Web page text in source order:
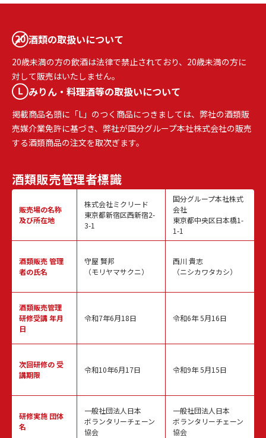
酒類の取扱いについて
20歳未満の方の飲酒は法律で禁止されており、20歳未満の方に
対して販売はいたしません。
みりん・料理酒等の取扱いについて
掲載商品名頭に「L」のつく商品につきましては、弊社の酒類販
売媒介業免許に基づき、弊社が国分グループ本社株式会社の販売
する酒類商品の注文を取次ぎます。
酒類販売管理者標識
販売場の名称
及び所在地
酒類販売管理
者の氏名
酒類販売管理
研修受講 年月
日
次回研修の受
講期限
研修実施 団体
名
株式会社ミクリード
東京都新宿区西新宿2-
3-1
守屋 賢邦
（モリヤマサクニ）
令和7年6月18日
令和10年6月17日
一般社団法人日本
ボランタリーチェーン
協会
国分グループ本社株式
会社
東京都中央区日本橋1-
1-1
西川 貴志
（ニシカワタカシ）
令和6年 5月16日
令和9年 5月15日
一般社団法人日本
ボランタリーチェーン
協会